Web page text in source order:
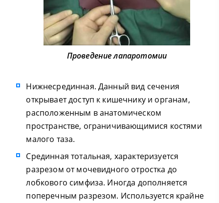
Проведение лапаротомии
Нижнесрединная. Данный вид сечения
открывает доступ к кишечнику и органам,
расположенным в анатомическом
пространстве, ограничивающимися костями
малого таза.
Срединная тотальная, характеризуется
разрезом от мочевидного отростка до
лобкового симфиза. Иногда дополняется
поперечным разрезом. Используется крайне